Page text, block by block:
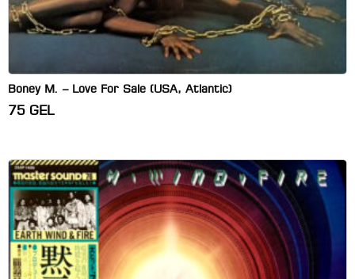
Boney M. – Love For Sale (USA, Atlantic)
75 GEL